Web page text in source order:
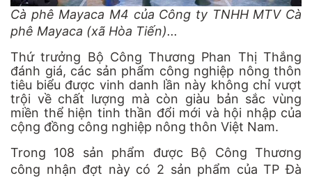
Cà phê Mayaca M4 của Công ty TNHH MTV Cà
phê Mayaca (xã Hòa Tiến)...
Thứ trưởng Bộ Công Thương Phan Thị Thắng
đánh giá, các sản phẩm công nghiệp nông thôn
tiêu biểu được vinh danh lần này không chỉ vượt
trội về chất lượng mà còn giàu bản sắc vùng
miền thể hiện tinh thần đổi mới và hội nhập của
cộng đồng công nghiệp nông thôn Việt Nam.
Trong 108 sản phẩm được Bộ Công Thương
công nhận đợt này có 2 sản phẩm của TP Đà